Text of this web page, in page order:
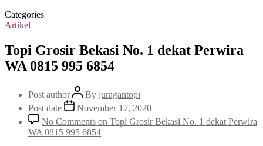
Categories
Artikel
Topi Grosir Bekasi No. 1 dekat Perwira
WA 0815 995 6854
Post author By juragantopi
Post date
November 17, 2020
No Comments on Topi Grosir Bekasi No. 1 dekat Perwira
WA 0815 995 6854